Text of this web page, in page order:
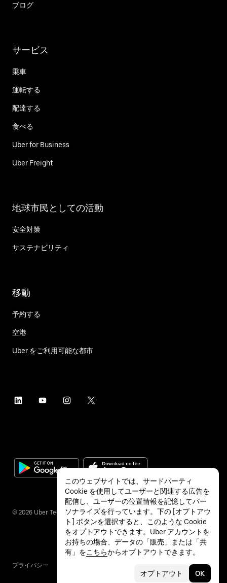
ブログ
サービス
乗車
運転する
配達する
食べる
Uber for Business
Uber Freight
地球市民としての活動
安全対策
サステナビリティ
移動
予約する
空港
Uber をご利用可能な都市
© 2026 Uber Technologies Inc.
プライバシー
このウェブサイトでは、サードパーティ
Cookie を使用してユーザーと関連する広告を
配信し、ユーザーの位置情報を記憶してパー
ソナライズを行っています。下の [オプトアウ
ト] ボタンを選択すると、このような Cookie
をオプトアウトできます。Uber アカウントを
お持ちの場合、データの「販売」または「共
有」をこちらからオプトアウトできます。
オプトアウト OK